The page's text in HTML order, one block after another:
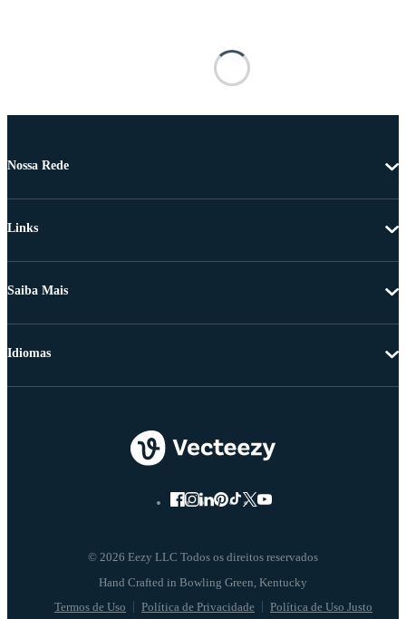
Nossa Rede
Links
Saiba Mais
© 2026 Eezy LLC Todos os direitos reservados
Termos de Uso Política de Privacidade Política de Uso Justo
Idiomas